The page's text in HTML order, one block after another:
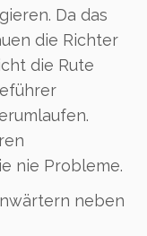
Da das
die Richter
die Rute
nie Probleme.
neben